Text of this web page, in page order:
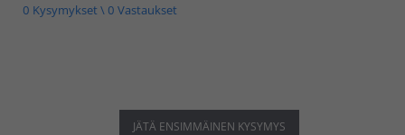
0 Kysymykset \ 0 Vastaukset
JÄTÄ ENSIMMÄINEN KYSYMYS